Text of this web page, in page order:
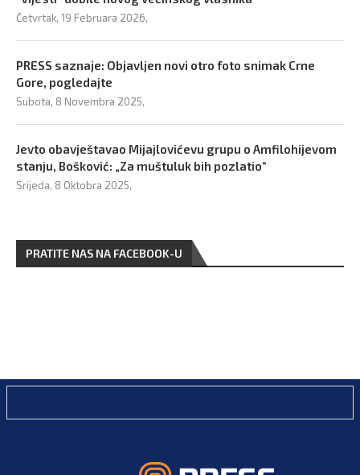
Četvrtak, 19 Februara 2026,
PRESS saznaje: Objavljen novi otro foto snimak Crne
Gore, pogledajte
Subota, 8 Novembra 2025,
Jevto obavještavao Mijajlovićevu grupu o Amfilohijevom
stanju, Bošković: „Za muštuluk bih pozlatio“
Srijeda, 8 Oktobra 2025,
PRATITE NAS NA FACEBOOK-U